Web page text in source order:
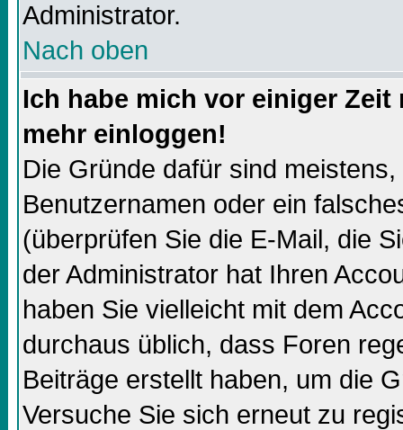
Administrator.
Nach oben
Ich habe mich vor einiger
mehr einloggen!
Die Gründe dafür sind
Benutzernamen oder ein
(überprüfen Sie die E-Mail, die
der Administrator hat Ihren
haben Sie vielleicht mit dem
durchaus üblich, dass Foren
Beiträge erstellt haben, um die
Versuche Sie sich erneut zu